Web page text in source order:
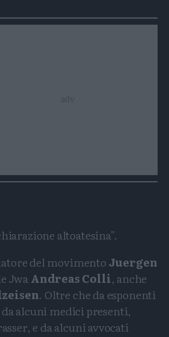
altoatesina".
del movimentoJuergen
JwaAndreas Colli, anche
. Oltre che da esponenti
alcuni medici presenti,
e da alcuni avvocati